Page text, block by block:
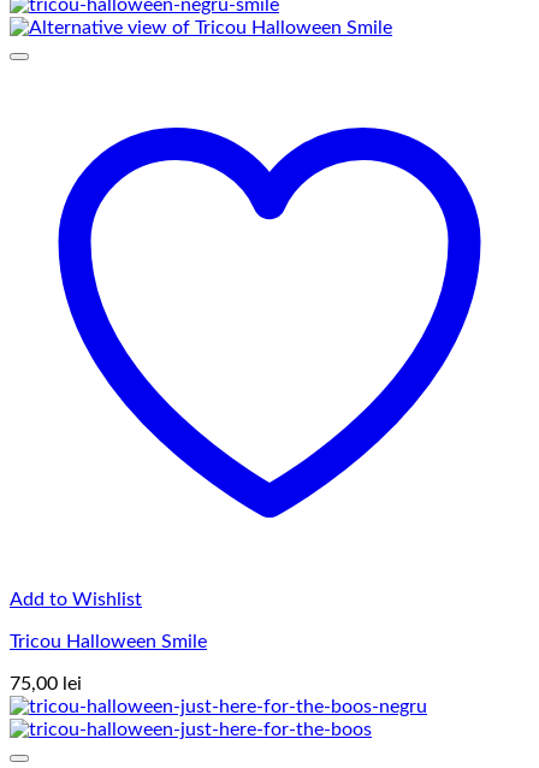
Add to Wishlist
Tricou Halloween Smile
75,00 lei